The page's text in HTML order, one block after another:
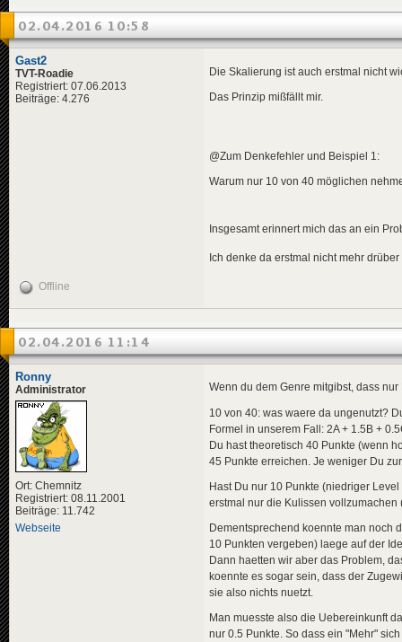
02.04.2016 10:58
Gast2
TVT-Roadie
Registriert: 07.06.2013
Beiträge: 4.276
Die Skalierung ist auch erstmal nicht
Das Prinzip mißfällt mir.
@Zum Denkefehler und Beispiel 1:
Warum nur 10 von 40 möglichen
Insgesamt erinnert mich das an ein
Ich denke da erstmal nicht mehr
Offline
02.04.2016 11:14
Ronny
Administrator
Ort: Chemnitz
Registriert: 08.11.2001
Beiträge: 11.742
Webseite
Wenn du dem Genre mitgibst, dass
10 von 40: was waere da ungenutzt?
Formel in unserem Fall: 2A + 1.5B +
Du hast theoretisch 40 Punkte (wenn
45 Punkte erreichen. Je weniger Du
Hast Du nur 10 Punkte (niedriger
erstmal nur die Kulissen vollzumachen
Dementsprechend koennte man noch
10 Punkten vergeben) laege auf der
Dann haetten wir aber das Problem,
koennte es sogar sein, dass der
sie also nichts nuetzt.
Man muesste also die Uebereinkunft
nur 0.5 Punkte. So dass ein "Mehr"